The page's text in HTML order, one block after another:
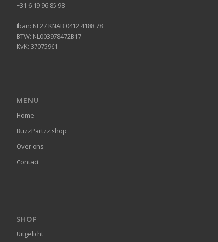
+31 6 19 96 85 98
Iban: NL27 KNAB 0412 4188 78
BTW: NL003978472B17
KvK: 37075961
MENU
Home
BuzzPartzz.shop
Over ons
Contact
SHOP
Uitgelicht